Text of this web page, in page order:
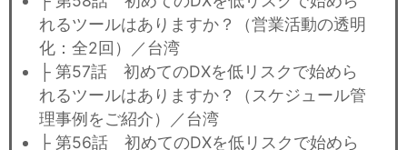
れるツールはありますか？（営業活動の透明
化：全2回）／台湾
├ 第57話 初めてのDXを低リスクで始めら
れるツールはありますか？（スケジュール管
理事例をご紹介）／台湾
├ 第56話 初めてのDXを低リスクで始めら